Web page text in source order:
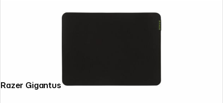
Razer Gigantus V2 Medium